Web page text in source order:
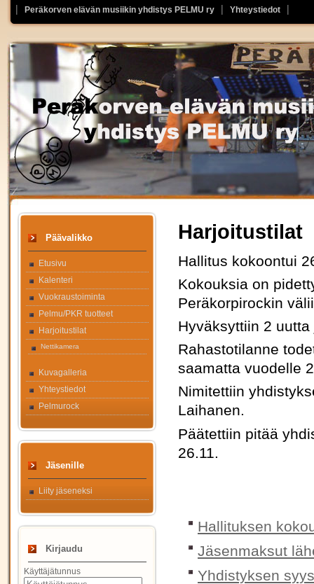
Peräkorven elävän musiikin yhdistys PELMU ry Yhteystiedot
Päävalikko
Etusivu
Kalenteri
Vuokraustoiminta
Pelmu/PKR tuotteet
Harjoitustilat
Nettikamera
Kuvagalleria
Yhteystiedot
Pelmurock
Jäsenille
Liity jäseneksi
Kirjaudu
Käyttäjätunnus
Harjoitustilat
Hallitus kokoontui
Kokouksia on
Peräkorpirockin
Hyväksyttiin 2
Rahastotilanne
saamatta vuodelle
Nimitettiin
Laihanen.
Päätettiin pitää
26.11.
Hallituksen
Jäsenmaksut
Yhdistyksen